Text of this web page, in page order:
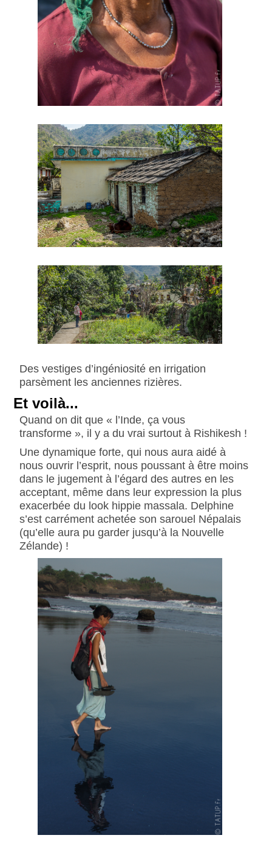
Des vestiges d’ingéniosité en irrigation
parsèment les anciennes rizières.
Et voilà...
Quand on dit que « l’Inde, ça vous
transforme », il y a du vrai surtout à Rishikesh !
Une dynamique forte, qui nous aura aidé à
nous ouvrir l’esprit, nous poussant à être moins
dans le jugement à l’égard des autres en les
acceptant, même dans leur expression la plus
exacerbée du look hippie massala. Delphine
s’est carrément achetée son sarouel Népalais
(qu’elle aura pu garder jusqu’à la Nouvelle
Zélande) !